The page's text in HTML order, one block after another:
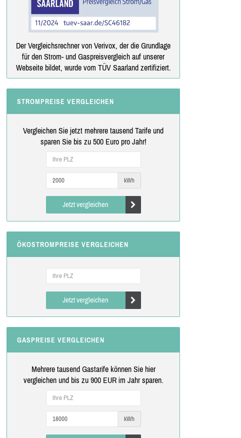
Der Vergleichsrechner von Verivox, der die Grundlage
für den Strom- und Gaspreisvergleich auf unserer
Webseite bildet, wurde vom TÜV Saarland zertifiziert.
STROMPREISE VERGLEICHEN
Vergleichen Sie jetzt mehrere tausend Tarife und
sparen Sie bis zu 500 Euro pro Jahr!
kWh
Jetzt vergleichen
ÖKOSTROMPREISE VERGLEICHEN
Jetzt vergleichen
GASPREISE VERGLEICHEN
Mehrere tausend Gastarife können Sie hier
vergleichen und bis zu 900 EUR im Jahr sparen.
kWh